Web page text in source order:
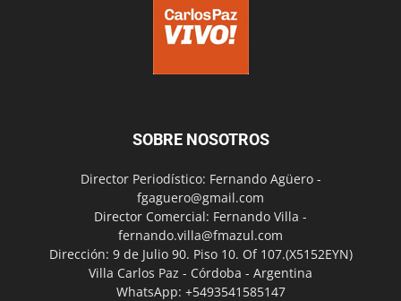
SOBRE NOSOTROS
Director Periodístico: Fernando Agüero -
fgaguero@gmail.com
Director Comercial: Fernando Villa -
fernando.villa@fmazul.com
Dirección: 9 de Julio 90. Piso 10. Of 107.(X5152EYN)
Villa Carlos Paz - Córdoba - Argentina
WhatsApp: +5493541585147